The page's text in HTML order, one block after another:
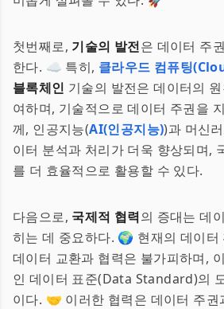
첫번째로, 기술의 발전은 데이터 주
한다. ☁️ 특히, 클라우드 컴퓨팅
블록체인 기술의 발전은 데이터의
여하며, 기술적으로 데이터 주권을
께, 인공지능(AI(인공지능))과 머신
이터 분석과 처리가 더욱 향상되며,
를 더 효율적으로 활용할 수 있다.
다음으로, 국제적 협력의 증대는 데
히는 데 중요하다. 🌍 현재의 데이터
데이터 교환과 협력은 불가피하며,
인 데이터 표준(Data Standard)의
이다. 🤝 이러한 협력은 데이터 주권